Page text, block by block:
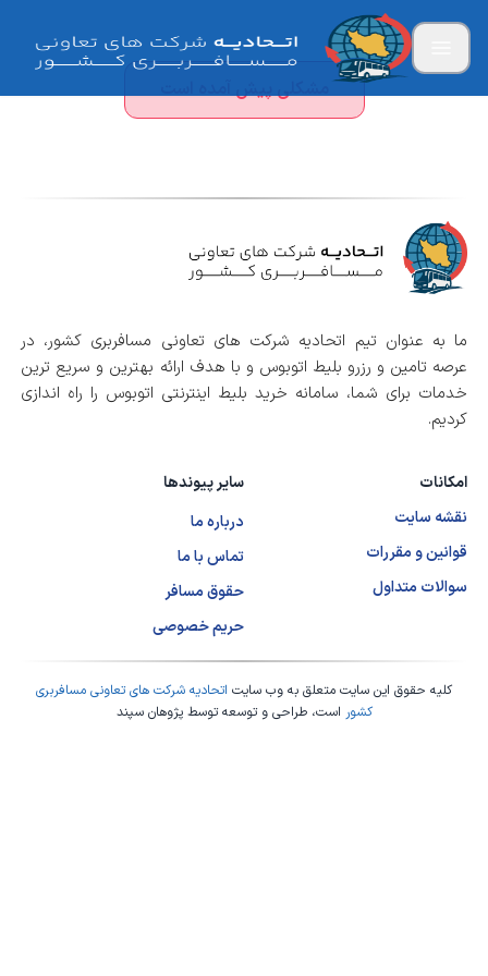
مشکلی پیش آمده است
ما به عنوان تیم اتحادیه شرکت های تعاونی مسافربری کشور، در
عرصه تامین و رزرو بلیط اتوبوس و با هدف ارائه بهترین و سریع ترین
خدمات برای شما، سامانه خرید بلیط اینترنتی اتوبوس را راه اندازی
کردیم.
امکانات
نقشه سایت
قوانین و مقررات
سوالات متداول
سایر پیوندها
درباره ما
تماس با ما
حقوق مسافر
حریم خصوصی
کلیه حقوق این سایت متعلق به وب سایت اتحادیه شرکت های تعاونی مسافربری
کشور است، طراحی و توسعه توسطپژوهان سپند